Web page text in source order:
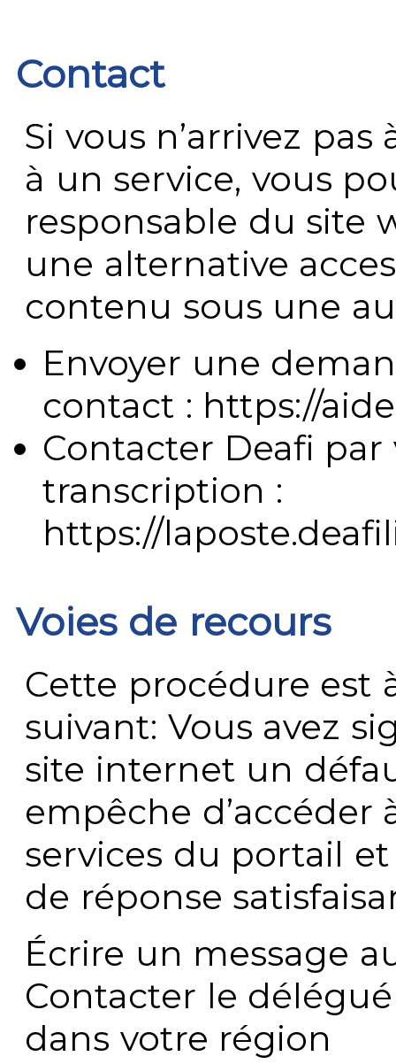
Contact
Si vous n’arrivez
à un service, vous
responsable du site
une alternative
contenu sous une
Envoyer une
contact : https://
Contacter Deafi
transcription :
https://
Voies de recours
Cette procédure est
suivant: Vous avez
site internet un
empêche
services du portail
de réponse
Écrire un message
Contacter le
dans votre région